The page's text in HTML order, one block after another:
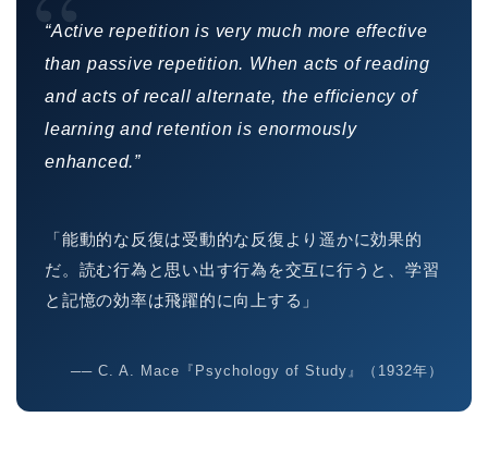
“Active repetition is very much more effective
than passive repetition. When acts of reading
and acts of recall alternate, the efficiency of
learning and retention is enormously
enhanced.”
「能動的な反復は受動的な反復より遥かに効果的
だ。読む行為と思い出す行為を交互に行うと、学習
と記憶の効率は飛躍的に向上する」
── C. A. Mace『Psychology of Study』（1932年）